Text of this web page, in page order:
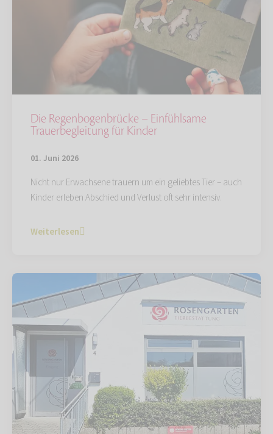
Die Regenbogenbrücke – Einfühlsame
Trauerbegleitung für Kinder
01. Juni 2026
Nicht nur Erwachsene trauern um ein geliebtes Tier – auch
Kinder erleben Abschied und Verlust oft sehr intensiv.
Weiterlesen